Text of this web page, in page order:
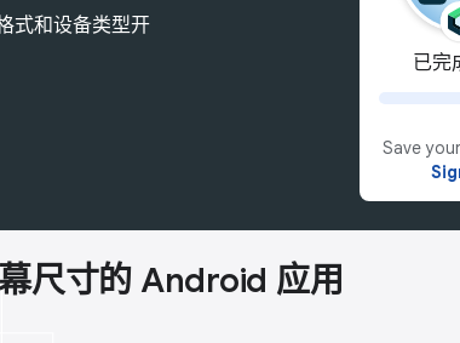
式和设备类型开
已完
Save
尺寸的 Android 应用